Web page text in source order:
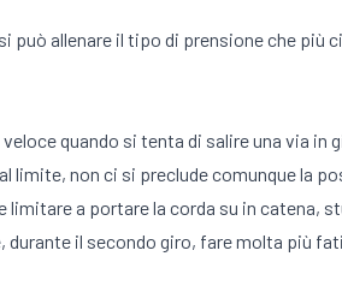
può allenare il tipo di prensione che più
quando si tenta di salire una via
limite, non ci si preclude comunque la
limitare a portare la corda su in
il secondo giro, fare molta più